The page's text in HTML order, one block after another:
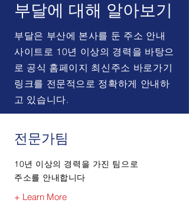
부달에 대해 알아보기
부달은 부산에 본사를 둔 주소 안내
사이트로 10년 이상의 경력을 바탕으
로 공식 홈페이지 최신주소 바로가기
링크를 전문적으로 정확하게 안내하
고 있습니다.
전문가팀
10년 이상의 경력을 가진 팀으로
주소를 안내합니다
+ Learn More